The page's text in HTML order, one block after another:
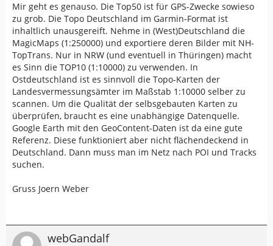
Mir geht es genauso. Die Top50 ist für GPS-Zwecke sowieso
zu grob. Die Topo Deutschland im Garmin-Format ist
inhaltlich unausgereift. Nehme in (West)Deutschland die
MagicMaps (1:250000) und exportiere deren Bilder mit NH-
TopTrans. Nur in NRW (und eventuell in Thüringen) macht
es Sinn die TOP10 (1:10000) zu verwenden. In
Ostdeutschland ist es sinnvoll die Topo-Karten der
Landesvermessungsämter im Maßstab 1:10000 selber zu
scannen. Um die Qualität der selbsgebauten Karten zu
überprüfen, braucht es eine unabhängige Datenquelle.
Google Earth mit den GeoContent-Daten ist da eine gute
Referenz. Diese funktioniert aber nicht flächendeckend in
Deutschland. Dann muss man im Netz nach POI und Tracks
suchen.
Gruss Joern Weber
webGandalf